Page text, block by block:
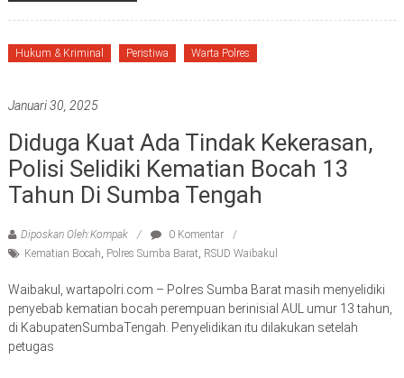
Hukum & Kriminal Peristiwa Warta Polres
Januari 30, 2025
Diduga Kuat Ada Tindak Kekerasan,
Polisi Selidiki Kematian Bocah 13
Tahun Di Sumba Tengah
Diposkan Oleh:Kompak
0 Komentar
Kematian Bocah, Polres Sumba Barat, RSUD Waibakul
Waibakul, wartapolri.com – Polres Sumba Barat masih menyelidiki
penyebab kematian bocah perempuan berinisial AUL umur 13 tahun,
di KabupatenSumbaTengah. Penyelidikan itu dilakukan setelah
petugas